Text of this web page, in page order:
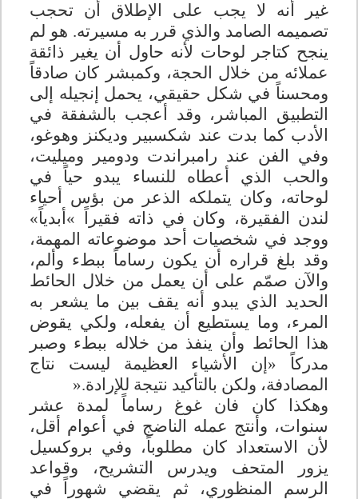
غير أنه لا يجب على الإطلاق أن تحجب
تصميمه الصامد والذي قرر به مسيرته. هو لم
ينجح كتاجر لوحات لأنه حاول أن يغير ذائقة
عملائه من خلال الحجة، وكمبشر كان صادقاً
ومحسناً في شكل حقيقي، يحمل إنجيله إلى
التطبيق المباشر، وقد أعجب بالشفقة في
الأدب كما بدت عند شكسبير وديكنز وهوغو،
وفي الفن عند رامبراندت ودومير وميليت،
والحب الذي أعطاه للنساء يبدو حياً في
لوحاته، وكان يتملكه الذعر من بؤس أحياء
لندن الفقيرة، وكان في ذاته فقيراً « أبدياً»
ووجد في شخصيات أحد موضوعاته المهمة،
وقد بلغ قراره أن يكون رساماً ببطء وألم،
والآن صمّم على أن يعمل من خلال الحائط
الحديد الذي يبدو أنه يقف بين ما يشعر به
المرء، وما يستطيع أن يفعله، ولكي يقوض
هذا الحائط وأن ينفذ من خلاله ببطء وصبر
مدركاً «إن الأشياء العظيمة ليست نتاج
المصادفة، ولكن بالتأكيد نتيجة للإرادة».
وهكذا كان فان غوغ رساماً لمدة عشر
سنوات، وأنتج عمله الناضج في أعوام أقل،
لأن الاستعداد كان مطلوباً، وفي بروكسيل
يزور المتحف ويدرس التشريح، وقواعد
الرسم المنظوري، ثم يقضي شهوراً في